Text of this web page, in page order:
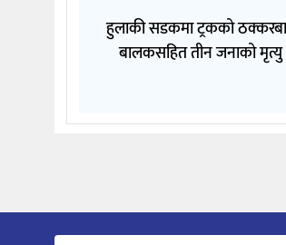
हुलाकी सडकमा ट्रकको
बालकसहित तीन जनाको मृत्यु